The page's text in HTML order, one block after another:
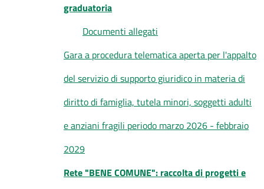
graduatoria
Documenti allegati
Gara a procedura telematica aperta per l'appalto
del servizio di supporto giuridico in materia di
diritto di famiglia, tutela minori, soggetti adulti
e anziani fragili periodo marzo 2026 - febbraio
2029
Rete "BENE COMUNE": raccolta di progetti e